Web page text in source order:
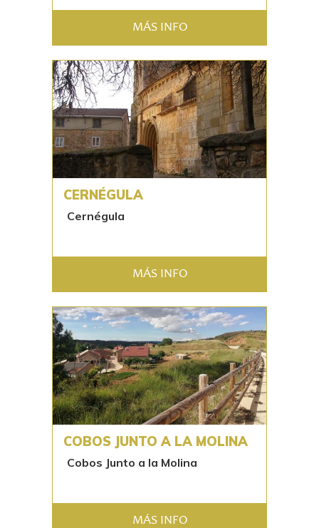
MÁS INFO
CERNÉGULA
Cernégula
MÁS INFO
COBOS JUNTO A LA MOLINA
Cobos Junto a la Molina
MÁS INFO